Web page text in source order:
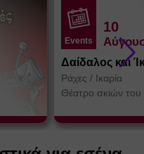
Events
10
Δαίδαλος και
Ράχες / Ικαρία
Θέατρο σκιών